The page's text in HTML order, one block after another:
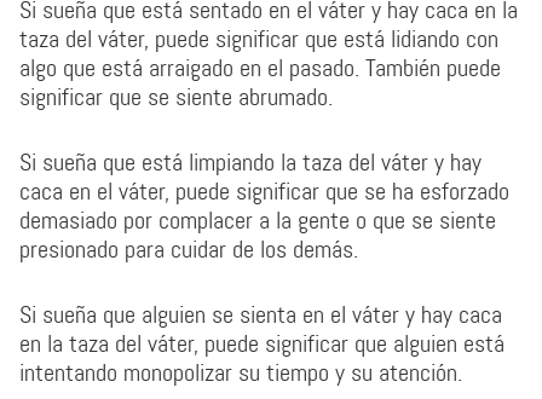
Si sueña que está sentado en el váter y hay caca en la
taza del váter, puede significar que está lidiando con
algo que está arraigado en el pasado. También puede
significar que se siente abrumado.
Si sueña que está limpiando la taza del váter y hay
caca en el váter, puede significar que se ha esforzado
demasiado por complacer a la gente o que se siente
presionado para cuidar de los demás.
Si sueña que alguien se sienta en el váter y hay caca
en la taza del váter, puede significar que alguien está
intentando monopolizar su tiempo y su atención.